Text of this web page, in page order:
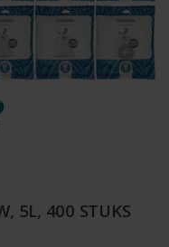
5L, 400 STUKS